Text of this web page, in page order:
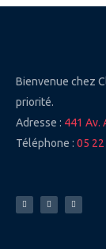
Bienvenue chez
priorité.
Adresse : 441 Av.
Téléphone : 05
c
e
b
u
t
u
s
t
a